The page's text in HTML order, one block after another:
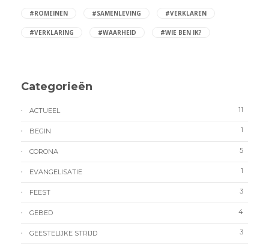
#ROMEINEN #SAMENLEVING #VERKLAREN
#VERKLARING #WAARHEID #WIE BEN IK?
Categorieën
ACTUEEL 11
BEGIN 1
CORONA 5
EVANGELISATIE 1
FEEST 3
GEBED 4
GEESTELIJKE STRIJD 3